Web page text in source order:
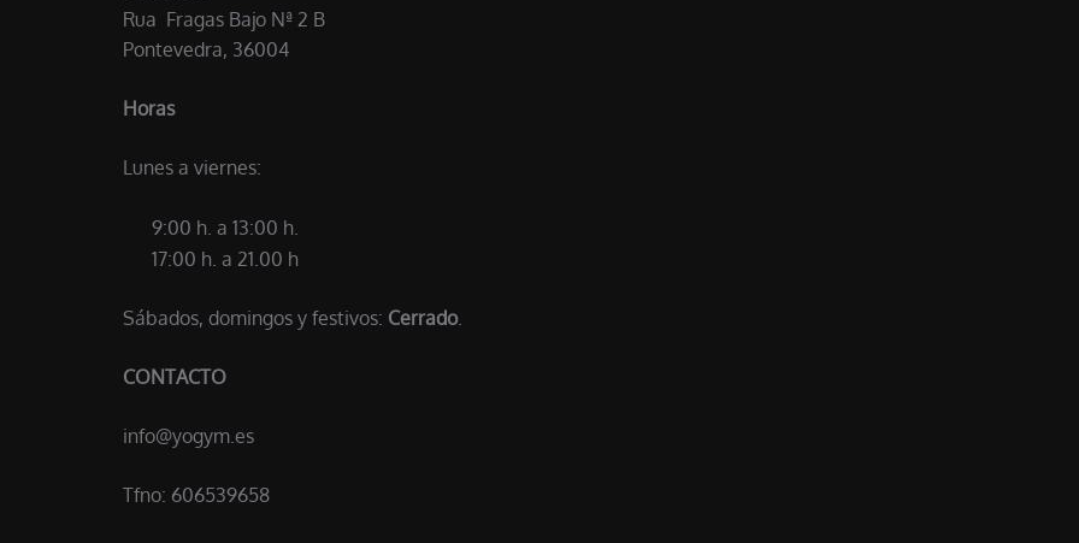
Rua Fragas Bajo Nª 2 B
Pontevedra, 36004
Horas
Lunes a viernes:
9:00 h. a 13:00 h.
17:00 h. a 21.00 h
Sábados, domingos y festivos: Cerrado.
CONTACTO
info@yogym.es
Tfno: 606539658